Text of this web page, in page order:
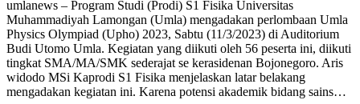
umlanews – Program Studi (Prodi) S1 Fisika Universitas
Muhammadiyah Lamongan (Umla) mengadakan perlombaan Umla
Physics Olympiad (Upho) 2023, Sabtu (11/3/2023) di Auditorium
Budi Utomo Umla. Kegiatan yang diikuti oleh 56 peserta ini, diikuti
tingkat SMA/MA/SMK sederajat se kerasidenan Bojonegoro. Aris
widodo MSi Kaprodi S1 Fisika menjelaskan latar belakang
mengadakan kegiatan ini. Karena potensi akademik bidang sains…